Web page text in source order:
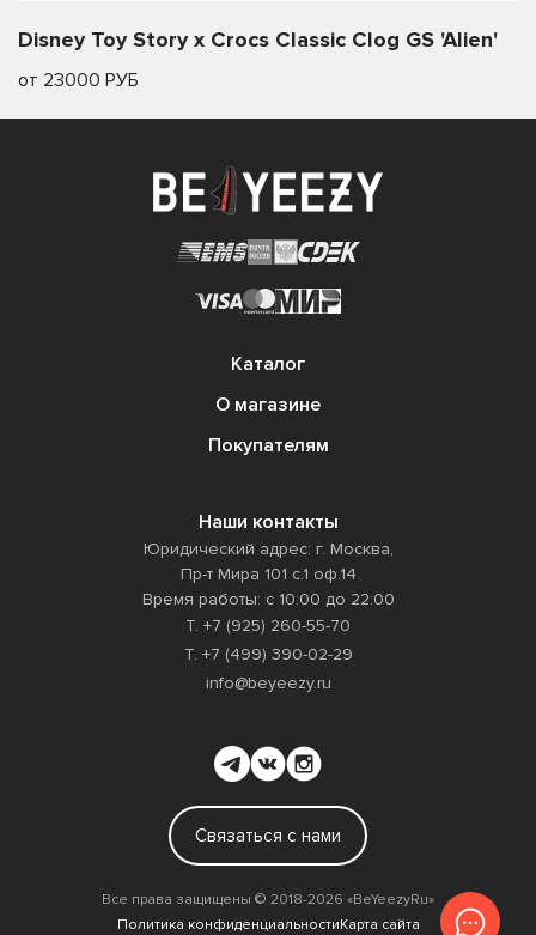
Disney Toy Story x Crocs Classic Clog GS 'Alien'
от 23000 РУБ
Каталог
О магазине
Покупателям
Наши контакты
Юридический адрес: г. Москва,
Пр-т Мира 101 с.1 оф.14
Время работы: с 10:00 до 22:00
Т. +7 (925) 260-55-70
Т. +7 (499) 390-02-29
info@beyeezy.ru
Связаться с нами
Все права защищены ©️ 2018-2026 «BeYeezyRu»
Политика конфиденциальностиКарта сайта